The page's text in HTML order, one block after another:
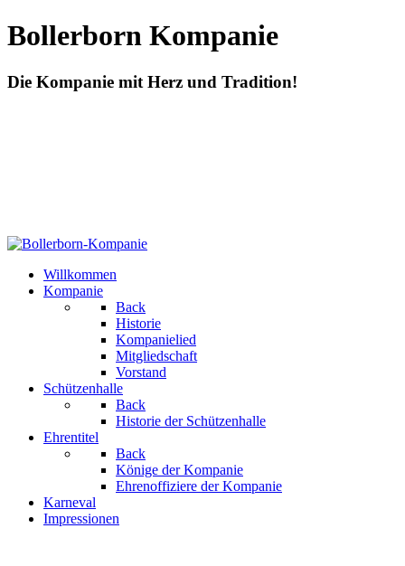
Bollerborn Kompanie
Die Kompanie mit Herz und Tradition!
Willkommen
Kompanie
Back
Historie
Kompanielied
Mitgliedschaft
Vorstand
Schützenhalle
Back
Historie der Schützenhalle
Ehrentitel
Back
Könige der Kompanie
Ehrenoffiziere der Kompanie
Karneval
Impressionen